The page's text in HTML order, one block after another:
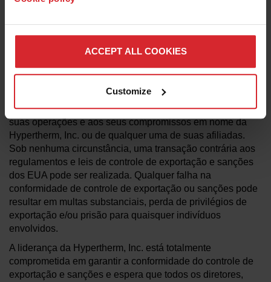
ACCEPT ALL COOKIES
Customize
usos finais. Observe que as exportações incluem trocas ou
discussões técnicas com cidadãos não norte-americanos
(incluindo funcionários), independentemente da sua
empregados pela Hypertherm, Inc.
Cada funcionário tem a responsabilidade principal de
garantir a conformidade das exportações em relação às
suas operações e aos seus compromissos em nome da
Hypertherm, Inc. ou de qualquer uma de suas afiliadas.
Sob nenhuma circunstância, uma transação contrária aos
regulamentos e leis de controle de exportação e sanções
dos EUA pode ser realizada. Qualquer falha na
conformidade de controle de exportação ou sanções pode
resultar em multas substanciais, perda de privilégios de
exportação e/ou prisão para quaisquer indivíduos
envolvidos.
A liderança da Hypertherm, Inc. está totalmente
comprometida em garantir a conformidade do controle de
exportação e sanções e espera que todos os diretores,